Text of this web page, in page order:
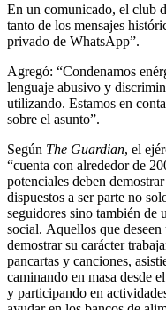
En un comunicado, el club
tanto de los mensajes
privado de WhatsApp”.
Agregó: “Condenamos
lenguaje abusivo y
utilizando. Estamos en
sobre el asunto”.
Según The Guardian, el
“cuenta con alrededor de
potenciales deben
dispuestos a ser parte no
seguidores sino también de
social. Aquellos que deseen
demostrar su carácter
pancartas y canciones,
caminando en masa desde
y participando en